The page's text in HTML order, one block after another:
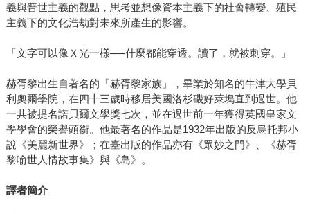
義與普世主義的觀點，思考並想像資本主義下的社會轉變、殖民
主義下的文化浩劫對未來所產生的影響。
「文字可以像Ｘ光一樣──什麼都能穿透。讀了，就被刺穿。」
赫胥黎出生自著名的「赫胥黎家族」，畢業於知名的牛津大學貝
利奧爾學院，在四十三歲時移居美國洛杉磯好萊塢直到過世。他
一共被提名諾貝爾文學獎七次，並在過世前一年獲得英國皇家文
學學會的榮譽頭銜。他最著名的作品是1932年出版的反烏托邦小
說《美麗新世界》；在臺出版的作品亦有《眾妙之門》、《赫胥
黎喻世人情故事集》與《島》。
譯者簡介